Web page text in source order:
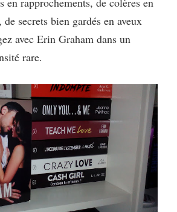
secrets bien gardés en aveux
avec Erin Graham dans un
rare.